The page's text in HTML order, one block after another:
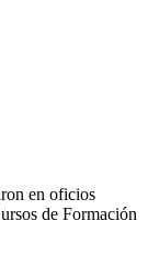
de Formación